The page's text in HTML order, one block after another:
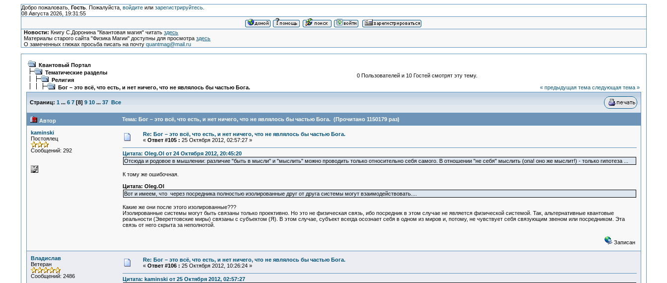
Добро пожаловать, Гость. Пожалуйста, войдитеили зарегистрируйтесь.
08 Августа 2026, 19:31:55
Новости: Книгу С.Доронина "Квантовая магия" читатьздесь
Материалы старого сайта "Физика Магии" доступны для просмотраздесь
О замеченных глюках просьба писать на почтуquantmag@mail.ru
Квантовый Портал
Тематические разделы
Религия
Бог – это всё, что есть, и нет ничего, что не являлось бы частью Бога.
0 Пользователей и 10 Гостей смотрят эту тему.
« предыдущая тема следующая тема »
Страниц: 1 ... 6 7[8] 9 10 ... 37 Все
Автор Тема: Бог – это всё, что есть, и нет ничего, что не являлось бы частью Бога. (Прочитано 1150179 раз)
kaminski
Постоялец
Сообщений: 292
Re: Бог – это всё, что есть, и нет ничего, что не являлось бы частью Бога.
« Ответ #105 : 25 Октября 2012, 02:57:27 »
Цитата: Oleg.Ol от 24 Октября 2012, 20:45:20
Отсюда и родовое в мышлении: различие "быть в мысли" и "мыслить" можно проводить только относительно себя самого. В отношении "не себя" мыслить (опа! оно же мыслит!) - только гипотеза ...
К тому же ошибочная.
Цитата: Oleg.Ol
Вот и имеем, что через посредника полностью изолированные друг от друга системы могут взаимодействовать....
Какие же они после этого изолированные???
Изолированные системы могут быть связаны только проективно. Но это не физическая связь, ибо посредник в этом случае не является физической системой. Так, альтернативные квантовые
реальности (Эвереттовские миры) связаны с субъектом (Я). В этом случае, субъект всегда осознает себя в одном из миров и, потому, не чувствует себя связующим звеном или посредником. Эта
связь от него скрыта за неполнотой.
Записан
Владислав
Ветеран
Сообщений: 2486
Re: Бог – это всё, что есть, и нет ничего, что не являлось бы частью Бога.
« Ответ #106 : 25 Октября 2012, 10:26:24 »
Цитата: kaminski от 25 Октября 2012, 02:57:27